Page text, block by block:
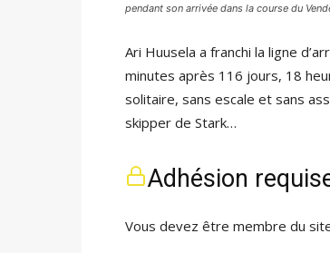
pendant son arrivée dans la course du
Ari Huusela a franchi la ligne
minutes après 116 jours, 18
solitaire, sans escale et sans
skipper de Stark…
Adhésion
Vous devez être membre du